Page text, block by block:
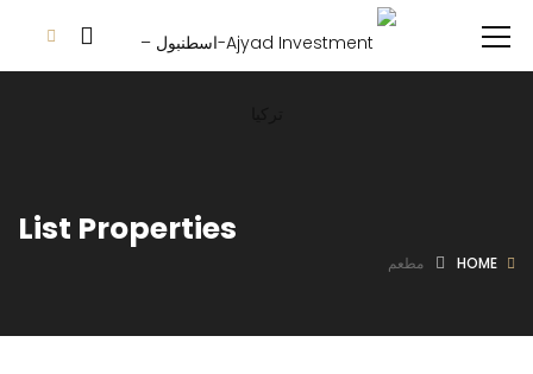
List Properties
HOME مطعم